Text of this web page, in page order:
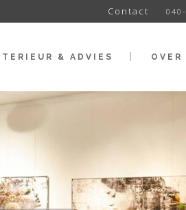
Contact
& ADVIES OVER